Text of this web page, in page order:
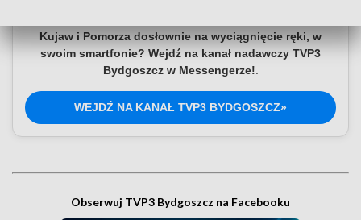
Kujaw i Pomorza dosłownie na wyciągnięcie ręki, w
swoim smartfonie? Wejdź na kanał nadawczy TVP3
Bydgoszcz w Messengerze!
WEJDŹ NA KANAŁ TVP3 BYDGOSZCZ»
Obserwuj TVP3 Bydgoszcz na Facebooku